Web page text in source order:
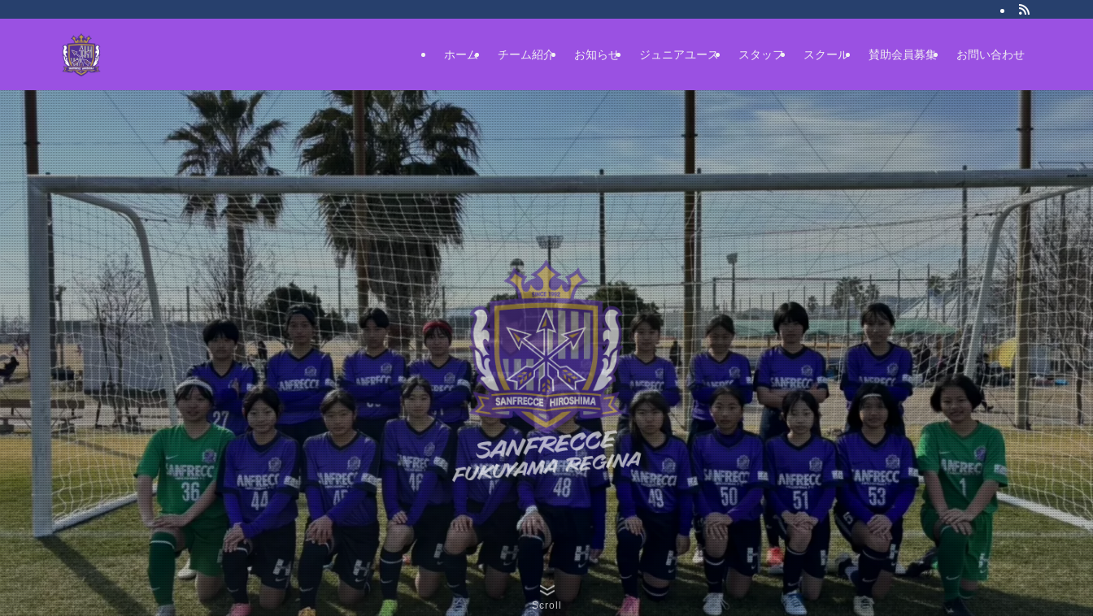
ホーム チーム紹介 お知らせ ジュニアユース スタッフ スクール 賛助会員募集 お問い合わせ
Scroll